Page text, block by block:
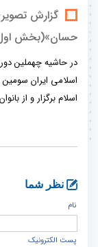
گزارش
حسان»(بخش
در حاشیه چهملین
اسلامی ایران
اسلام برگزار و از
نظر شما
نام
پست الكترونيک